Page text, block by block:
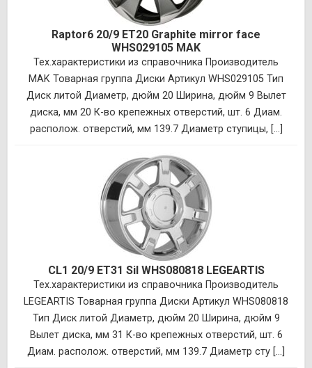
Raptor6 20/9 ET20 Graphite mirror face
WHS029105 MAK
Тех.характеристики из справочника Производитель
MAK Товарная группа Диски Артикул WHS029105 Тип
Диск литой Диаметр, дюйм 20 Ширина, дюйм 9 Вылет
диска, мм 20 К-во крепежных отверстий, шт. 6 Диам.
располож. отверстий, мм 139.7 Диаметр ступицы, [...]
CL1 20/9 ET31 Sil WHS080818 LEGEARTIS
Тех.характеристики из справочника Производитель
LEGEARTIS Товарная группа Диски Артикул WHS080818
Тип Диск литой Диаметр, дюйм 20 Ширина, дюйм 9
Вылет диска, мм 31 К-во крепежных отверстий, шт. 6
Диам. располож. отверстий, мм 139.7 Диаметр сту [...]